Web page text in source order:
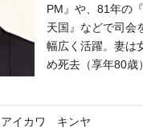
PM』や、81年の
天国』などで司会
幅広く活躍。妻は
め死去（享年80歳
アイカワ キンヤ